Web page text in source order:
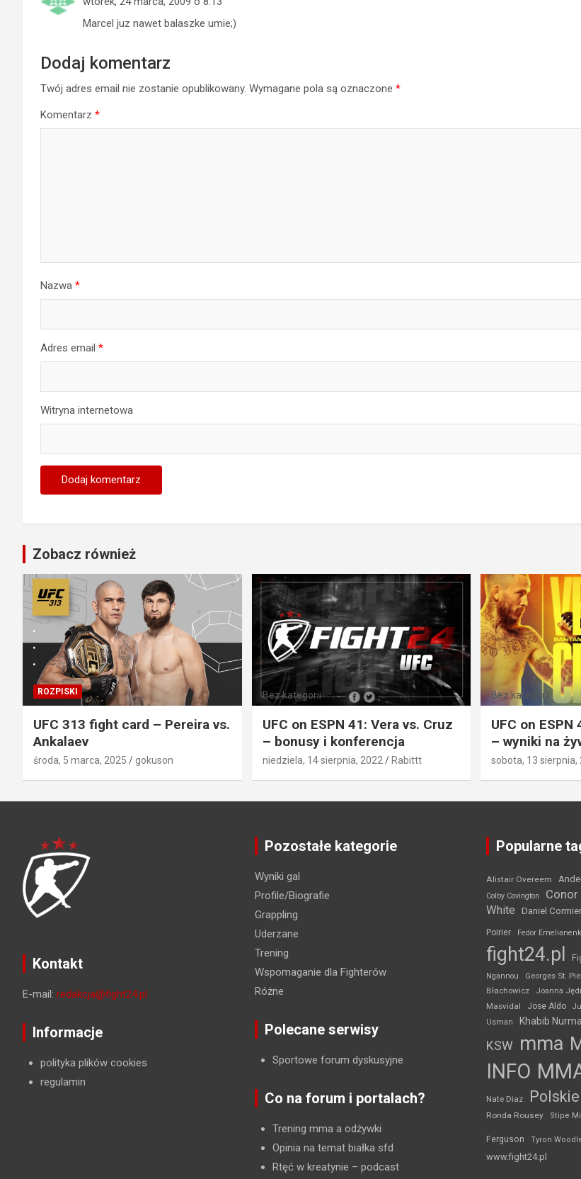
Marcel juz nawet balaszke umie;)
Dodaj komentarz
Twój adres email nie zostanie opublikowany. Wymagane pola są oznaczone *
Komentarz *
Nazwa *
Adres email *
Witryna internetowa
Zobacz również
ROZPISKI
UFC 313 fight card – Pereira vs.
Ankalaev
środa, 5 marca, 2025 gokuson
Bez kategorii
UFC on ESPN 41: Vera vs. Cruz
– bonusy i konferencja
niedziela, 14 sierpnia, 2022 Rabittt
Bez kategorii
UFC on ESPN
– wyniki na
sobota, 13 sierpnia,
Kontakt
E-mail: redakcja@fight24.pl
Informacje
polityka plików cookies
regulamin
Pozostałe kategorie
Wyniki gal
Profile/Biografie
Grappling
Uderzane
Trening
Wspomaganie dla Fighterów
Różne
Polecane serwisy
Sportowe forum dyskusyjne
Co na forum i portalach?
Trening mma a odżywki
Opinia na temat białka sfd
Rtęć w kreatynie – podcast
Popularne
Alistair Overeem
Colby Covington
White
Daniel Cormier
Poirier Fedor
fight24.pl
Ngannou
Georges St.
Błachowicz
Joanna
Masvidal
Jose Aldo
Usman
Khabib
KSW mma
INFO
Nate Diaz
Ronda Rousey Stipe
Ferguson Tyron
www.fight24.pl